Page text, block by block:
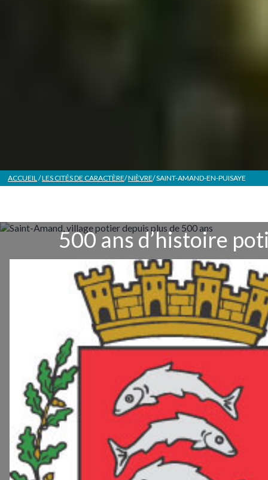
ACCUEIL/LES CITÉS DE CARACTÈRE/NIÈVRE/SAINT-AMAND-EN-PUISAYE
500 ans d’histoire